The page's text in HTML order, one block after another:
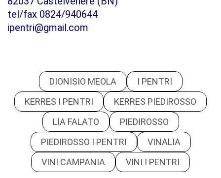
tel/fax 0824/940644
ipentri@gmail.com
DIONISIO MEOLA
I PENTRI
KERRES I PENTRI
KERRES PIEDIROSSO
LIA FALATO
PIEDIROSSO
PIEDIROSSO I PENTRI
VINALIA
VINI CAMPANIA
VINI I PENTRI